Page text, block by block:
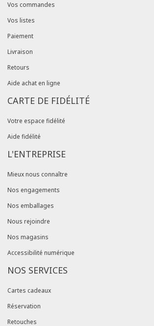
Vos commandes
Vos listes
Paiement
Livraison
Retours
Aide achat en ligne
CARTE DE FIDÉLITÉ
Votre espace fidélité
Aide fidélité
L'ENTREPRISE
Mieux nous connaître
Nos engagements
Nos emballages
Nous rejoindre
Nos magasins
Accessibilité numérique
NOS SERVICES
Cartes cadeaux
Réservation
Retouches